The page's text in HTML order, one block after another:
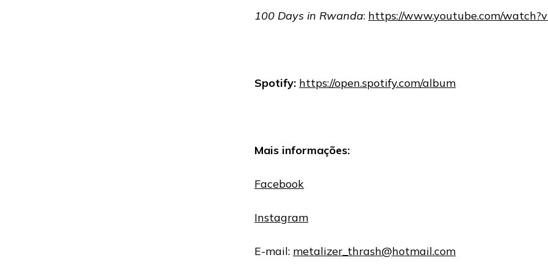
100 Days in Rwanda: https://www.youtube.com/
Spotify: https://open.spotify.com/album
Mais informações:
Facebook
Instagram
E-mail: metalizer_thrash@hotmail.com